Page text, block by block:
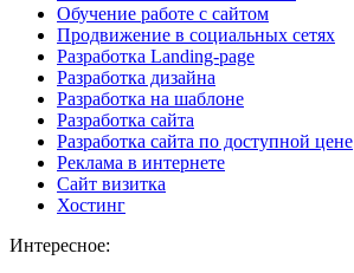
Обучение работе с сайтом
Продвижение в социальных сетях
Разработка Landing-page
Разработка дизайна
Разработка на шаблоне
Разработка сайта
Разработка сайта по доступной цене
Реклама в интернете
Сайт визитка
Хостинг
Интересное: